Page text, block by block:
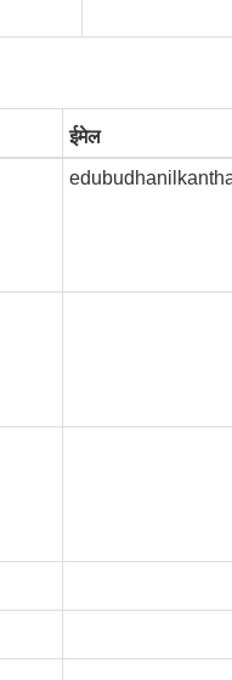
ईमेल